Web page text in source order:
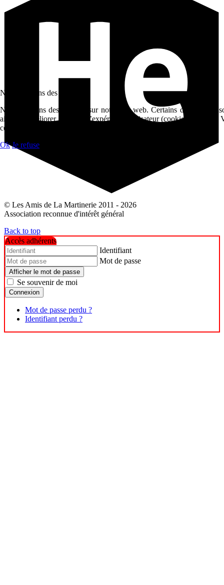
© Les Amis de La Martinerie 2011 - 2026
Association reconnue d'intérêt général
Back to top
Accès adhérents
Identifiant
Mot de passe
Afficher le mot de passe
Se souvenir de moi
Connexion
Mot de passe perdu ?
Identifiant perdu ?
Nous utilisons des cookies
Nous utilisons des cookies sur notre site web. Certains d’entre eux
aident à améliorer ce site et l’expérience utilisateur (cookies
ces cookies.
Ok Je refuse